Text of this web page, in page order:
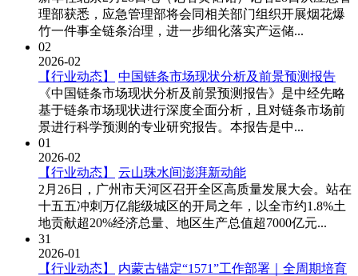
理部获悉，应急管理部将会同相关部门组织开展烟花爆
竹一件事全链条治理，进一步细化落实产运储...
02
2026-02
【行业动态】
中国链条市场现状分析及前景预测报告
《中国链条市场现状分析及前景预测报告》是中经先略
基于链条市场现状进行深度全面分析，且对链条市场前
景进行科学预测的专业研究报告。本报告是中...
01
2026-02
【行业动态】
云山珠水间澎湃新动能
2月26日，广州市天河区召开全区高质量发展大会。站在
十五五冲刺万亿能级城区的开局之年，以全市约1.8%土
地贡献超20%经济总量、地区生产总值超7000亿元...
31
2026-01
【行业动态】
内蒙古锚定“1571”工作部署｜全周期培育